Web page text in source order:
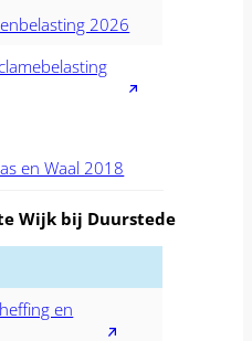
2026
en Waal 2018
Wijk bij Duurstede
en